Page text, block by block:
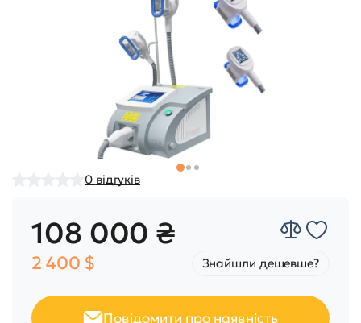
0 відгуків
108 000 ₴
2 400 $ Знайшли дешевше?
Повідомити про наявність